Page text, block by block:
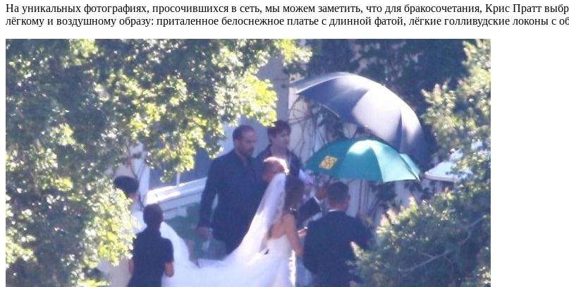
На уникальных фотографиях, просочившихся в сеть, мы можем заметить, что для бракосочетания, Крис Пратт
лёгкому и воздушному образу: приталенное белоснежное платье с длинной фатой, лёгкие голливудские локоны с